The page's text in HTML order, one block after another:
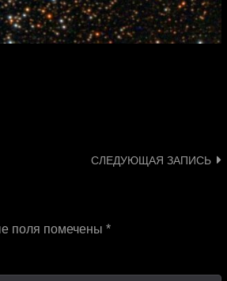
СЛЕДУЮЩАЯ ЗАПИСЬ
поля помечены *